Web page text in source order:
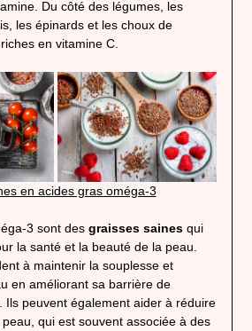
Du côté des légumes, les
les épinards et les choux de
en vitamine C.
en acides gras oméga-3
3 sont des graisses saines qui
la santé et la beauté de la peau.
à maintenir la souplesse et
en améliorant sa barrière de
Ils peuvent également aider à réduire
peau, qui est souvent associée à des